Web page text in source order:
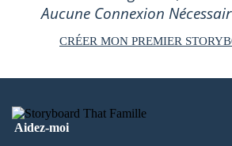
Aucune Connexion
CRÉER MON PREMIER
Aidez-moi